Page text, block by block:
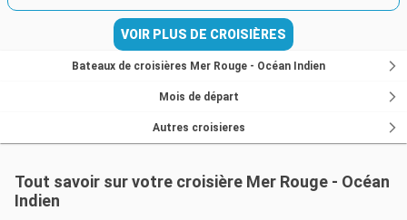
VOIR PLUS DE CROISIÈRES
Bateaux de croisières Mer Rouge - Océan Indien
Mois de départ
Autres croisieres
Tout savoir sur votre croisière Mer Rouge - Océan
Indien